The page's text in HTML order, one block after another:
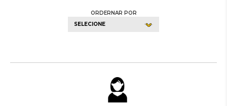
ORDERNAR POR
SELECIONE